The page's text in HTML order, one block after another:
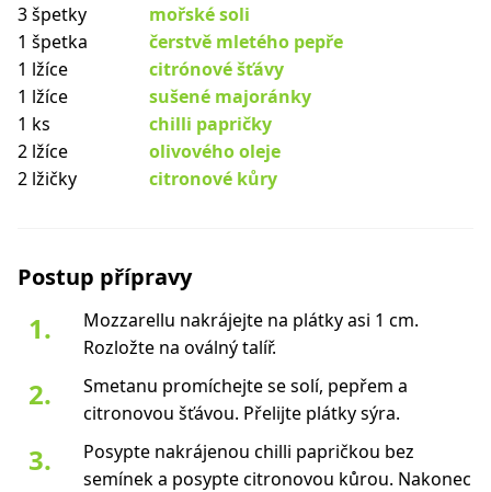
3 špetky
mořské soli
1 špetka
čerstvě mletého pepře
1 lžíce
citrónové šťávy
1 lžíce
sušené majoránky
1 ks
chilli papričky
2 lžíce
olivového oleje
2 lžičky
citronové kůry
Postup přípravy
Mozzarellu nakrájejte na plátky asi 1 cm.
Rozložte na oválný talíř.
Smetanu promíchejte se solí, pepřem a
citronovou šťávou. Přelijte plátky sýra.
Posypte nakrájenou chilli papričkou bez
semínek a posypte citronovou kůrou. Nakonec